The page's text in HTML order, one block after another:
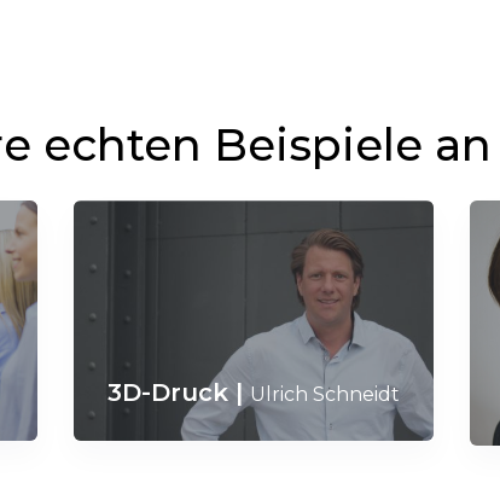
echten Beispiele an
3D-Druck|Ulrich Schneidt